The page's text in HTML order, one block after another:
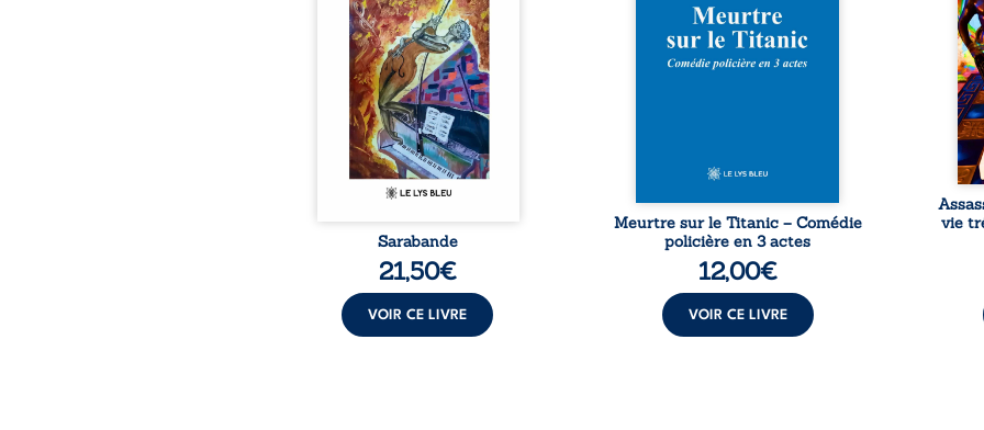
pensées, révoltes et espoirs…
Des mots s’assemblent, colorés,
rebelles aux règles de la
poésie, mais chantant en
rythme. Ils forment une
sarabande, passionnée souvent,
Sarabande
21,50€
VOIR CE LIVRE
les profondeurs de l’Atlantique.
Sept décennies plus tard, la
découverte de l’épave fait
resurgir un secret que l’on
Meurtre sur le Titanic – Comédie
policière en 3 actes
12,00€
VOIR CE LIVRE
qui
vie